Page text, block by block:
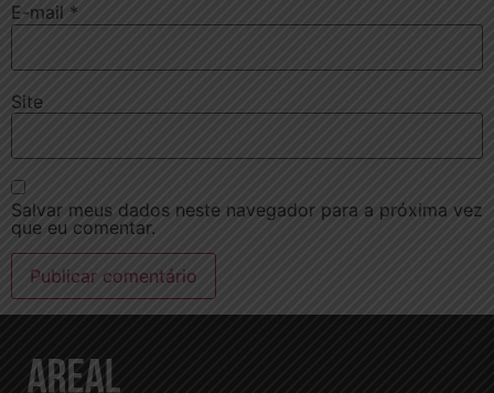
E-mail *
Site
Salvar meus dados neste navegador para a próxima vez
que eu comentar.